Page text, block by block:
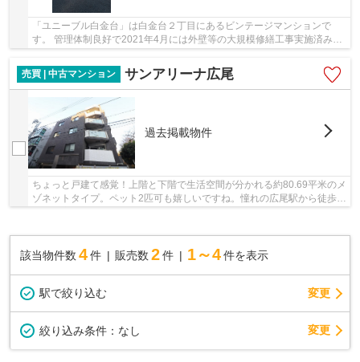
「ユニーブル白金台」は白金台２丁目にあるビンテージマンションで
す。 管理体制良好で2021年4月には外壁等の大規模修繕工事実施済みで
す。 港区で物件をお探しでしたらお気軽に当社...
売買 | 中古マンション
サンアリーナ広尾
過去掲載物件
ちょっと戸建て感覚！上階と下階で生活空間が分かれる約80.69平米のメ
ゾネットタイプ。ペット2匹可も嬉しいですね。憧れの広尾駅から徒歩3
該当物件数 4件 販売数 2 件 1～4 件を表示
駅で絞り込む 変更
絞り込み条件： なし 変更